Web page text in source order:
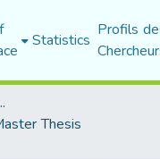
Statistics Profils
Sciences
Thesis